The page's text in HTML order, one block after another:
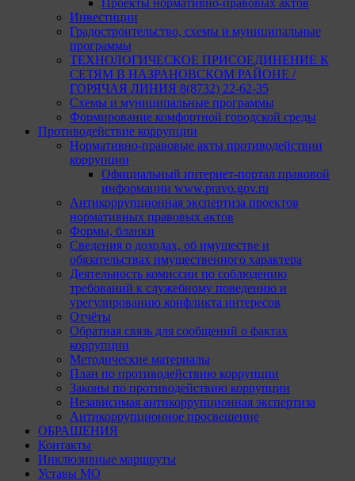
Проекты нормативно-правовых актов
Инвестиции
Градостроительство, схемы и муниципальные
программы
ТЕХНОЛОГИЧЕСКОЕ ПРИСОЕДИНЕНИЕ К
СЕТЯМ В НАЗРАНОВСКОМ РАЙОНЕ /
ГОРЯЧАЯ ЛИНИЯ 8(8732) 22-62-35
Схемы и муниципальные программы
Формирование комфортной городской среды
Противодействие коррупции
Нормативно-правовые акты противодействии
коррупции
Официальный интернет-портал правовой
информации www.pravo.gov.ru
Антикоррупционная экспертиза проектов
нормативных правовых актов
Формы, бланки
Сведения о доходах, об имуществе и
обязательствах имущественного характера
Деятельность комиссии по соблюдению
требований к служебному поведению и
урегулированию конфликта интересов
Отчёты
Обратная связь для сообщений о фактах
коррупции
Методические материалы
План по противодействию коррупции
Законы по противодействию коррупции
Независимая антикоррупционная экспертиза
Антикоррупционное просвещение
ОБРАЩЕНИЯ
Контакты
Инклюзивные маршруты
Уставы МО